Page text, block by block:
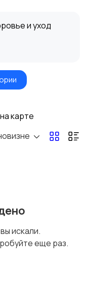
и уход
коляски
карте
искали.
еще раз.